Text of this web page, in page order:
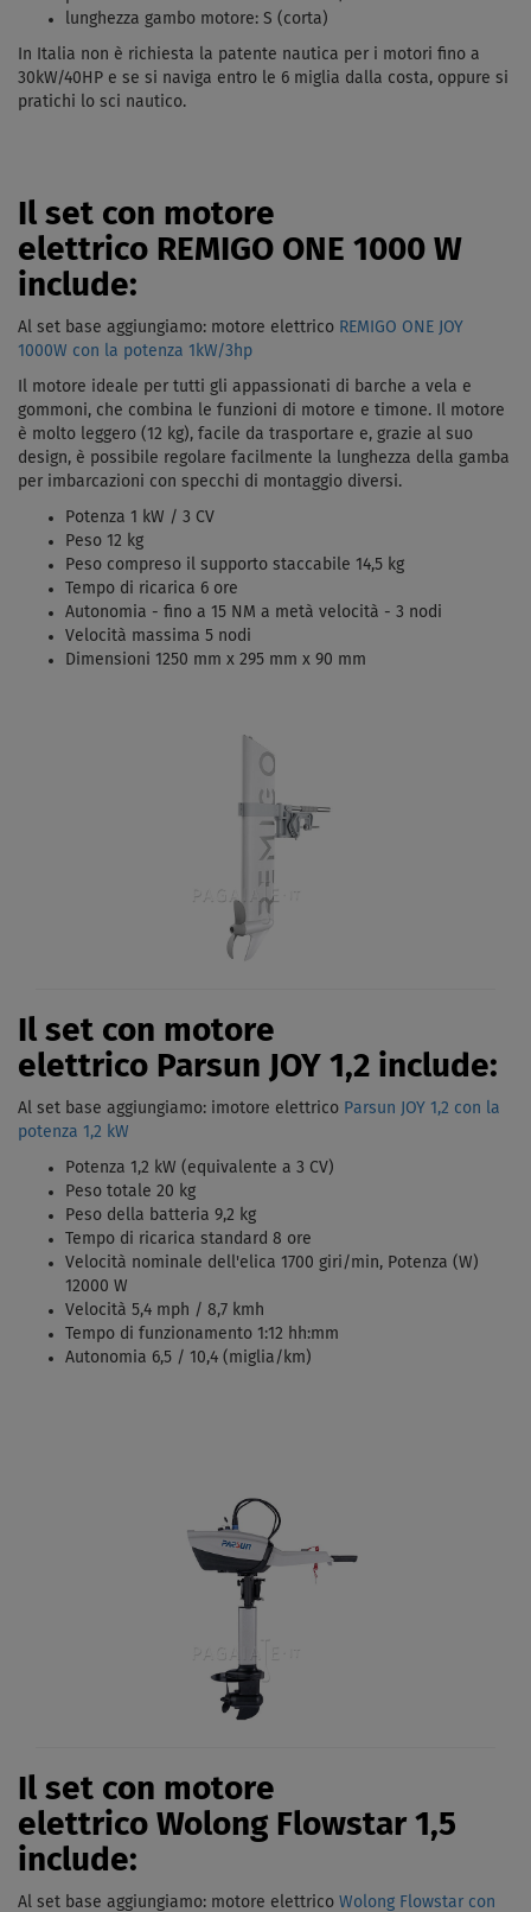
lunghezza gambo motore: S (corta)
In Italia non è richiesta la patente nautica per i motori fino a
30kW/40HP e se si naviga entro le 6 miglia dalla costa, oppure si
pratichi lo sci nautico.
Il set con motore
elettrico REMIGO ONE 1000 W
include:
Al set base aggiungiamo: motore elettrico REMIGO ONE JOY
1000W con la potenza 1kW/3hp
Il motore ideale per tutti gli appassionati di barche a vela e
gommoni, che combina le funzioni di motore e timone. Il motore
è molto leggero (12 kg), facile da trasportare e, grazie al suo
design, è possibile regolare facilmente la lunghezza della gamba
per imbarcazioni con specchi di montaggio diversi.
Potenza 1 kW / 3 CV
Peso 12 kg
Peso compreso il supporto staccabile 14,5 kg
Tempo di ricarica 6 ore
Autonomia - fino a 15 NM a metà velocità - 3 nodi
Velocità massima 5 nodi
Dimensioni 1250 mm x 295 mm x 90 mm
Il set con motore
elettrico Parsun JOY 1,2 include:
Al set base aggiungiamo: imotore elettrico Parsun JOY 1,2 con la
potenza 1,2 kW
Potenza 1,2 kW (equivalente a 3 CV)
Peso totale 20 kg
Peso della batteria 9,2 kg
Tempo di ricarica standard 8 ore
Velocità nominale dell'elica 1700 giri/min, Potenza (W)
12000 W
Velocità 5,4 mph / 8,7 kmh
Tempo di funzionamento 1:12 hh:mm
Autonomia 6,5 / 10,4 (miglia/km)
Il set con motore
elettrico Wolong Flowstar 1,5
include:
Al set base aggiungiamo: motore elettrico Wolong Flowstar con